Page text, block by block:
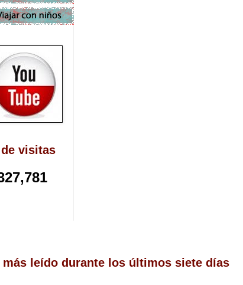
de visitas
más leído durante los últimos siete días